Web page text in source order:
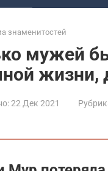
знаменитостей
мужей
жизни,
22 Дек 2021